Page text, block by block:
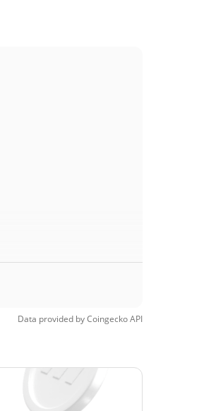
Data provided byCoingeckoAPI